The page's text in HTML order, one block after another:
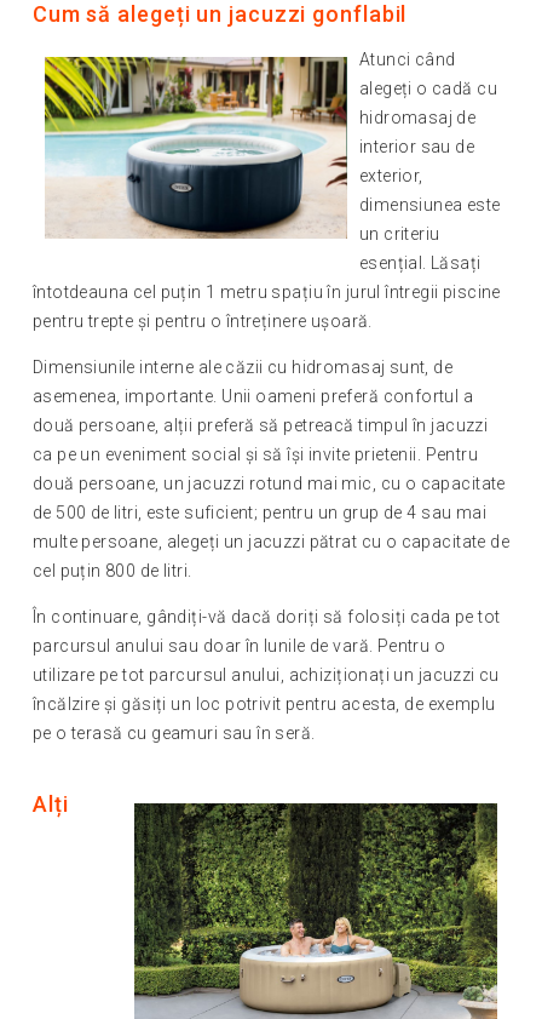
Cum să alegeți un jacuzzi gonflabil
Atunci când
alegeți o cadă cu
hidromasaj de
interior sau de
exterior,
dimensiunea este
un criteriu
esențial. Lăsați
întotdeauna cel puțin 1 metru spațiu în jurul întregii piscine
pentru trepte și pentru o întreținere ușoară.
Dimensiunile interne ale căzii cu hidromasaj sunt, de
asemenea, importante. Unii oameni preferă confortul a
două persoane, alții preferă să petreacă timpul în jacuzzi
ca pe un eveniment social și să își invite prietenii. Pentru
două persoane, un jacuzzi rotund mai mic, cu o capacitate
de 500 de litri, este suficient; pentru un grup de 4 sau mai
multe persoane, alegeți un jacuzzi pătrat cu o capacitate de
cel puțin 800 de litri.
În continuare, gândiți-vă dacă doriți să folosiți cada pe tot
parcursul anului sau doar în lunile de vară. Pentru o
utilizare pe tot parcursul anului, achiziționați un jacuzzi cu
încălzire și găsiți un loc potrivit pentru acesta, de exemplu
pe o terasă cu geamuri sau în seră.
Alți